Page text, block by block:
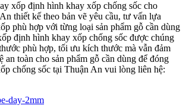
xốp định hình khay xốp chống sốc cho
thiết kế theo bản vẽ yêu cầu, tư vấn lựa
phù hợp với từng loại sản phẩm gỗ cần dùng
định hình khay xốp chống sốc được chúng
phù hợp, tối ưu kích thước mà vẫn đảm
an toàn cho sản phẩm gỗ cần dùng để đóng
chống sốc tại Thuận An vui lòng liên hệ: